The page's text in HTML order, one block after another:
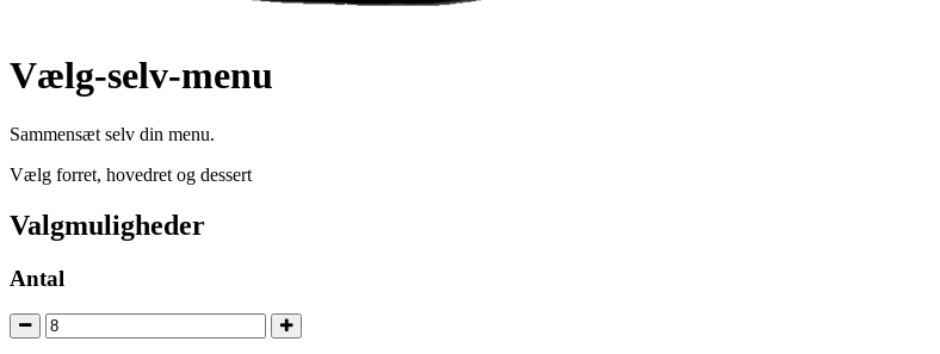
Vælg-selv-menu
Sammensæt selv din menu.
Vælg forret, hovedret og dessert
Valgmuligheder
Antal